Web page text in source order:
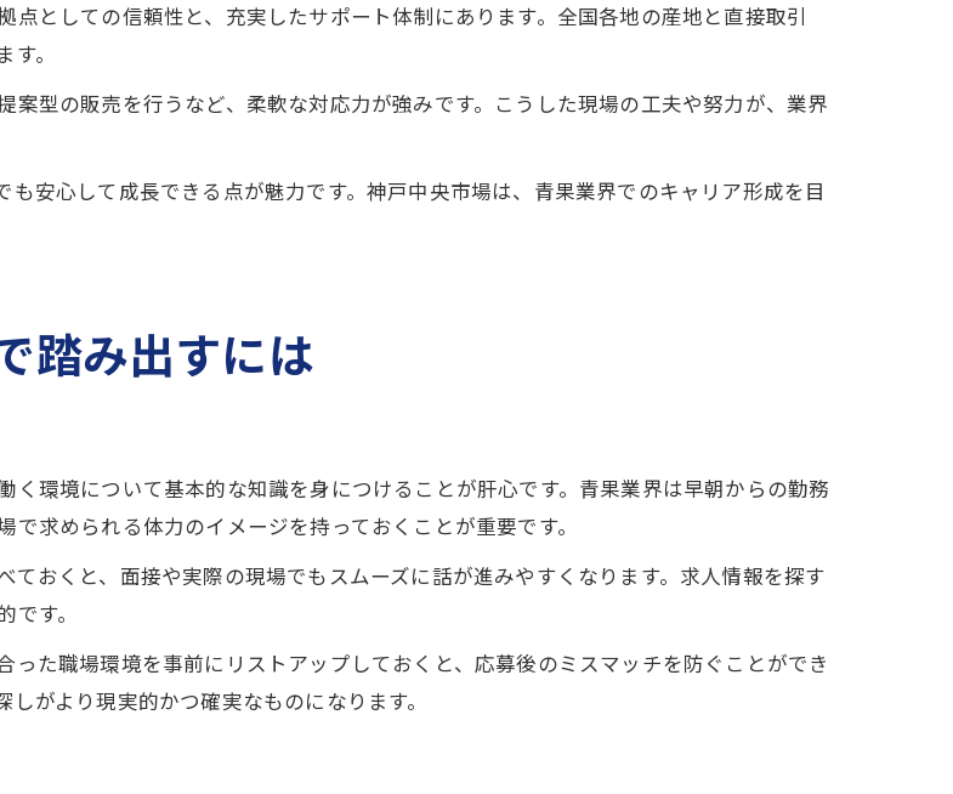
としての信頼性と、充実したサポート体制にあります。全国各地の産地と直接取引
。
型の販売を行うなど、柔軟な対応力が強みです。こうした現場の工夫や努力が、業界
安心して成長できる点が魅力です。神戸中央市場は、青果業界でのキャリア形成を目
踏み出すには
環境について基本的な知識を身につけることが肝心です。青果業界は早朝からの勤務
求められる体力のイメージを持っておくことが重要です。
おくと、面接や実際の現場でもスムーズに話が進みやすくなります。求人情報を探す
す。
た職場環境を事前にリストアップしておくと、応募後のミスマッチを防ぐことができ
がより現実的かつ確実なものになります。